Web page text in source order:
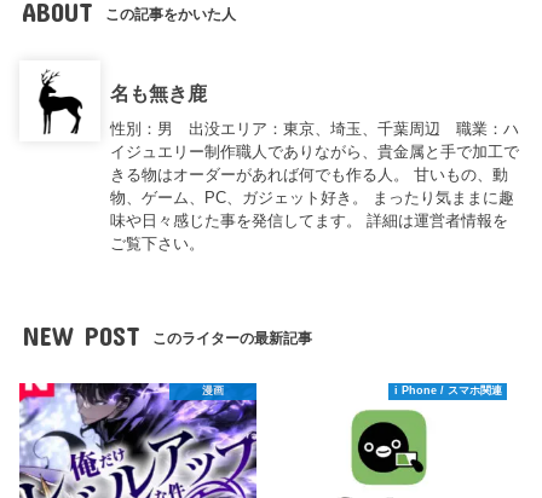
ABOUT この記事をかいた人
名も無き鹿
性別：男 出没エリア：東京、埼玉、千葉周辺 職業：ハ
イジュエリー制作職人でありながら、貴金属と手で加工で
きる物はオーダーがあれば何でも作る人。 甘いもの、動
物、ゲーム、PC、ガジェット好き。 まったり気ままに趣
味や日々感じた事を発信してます。 詳細は運営者情報を
ご覧下さい。
NEW POST このライターの最新記事
漫画 i Phone / スマホ関連